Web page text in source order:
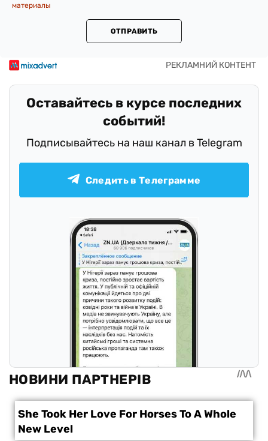
материалы
ОТПРАВИТЬ
Оставайтесь в курсе последних
событий!
Подписывайтесь на наш канал в Telegram
Следить в Телеграмме